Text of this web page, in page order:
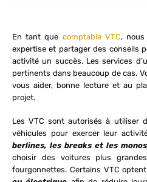
En tant que comptable VTC,
expertise et partager des conseils
activité un succès. Les services
pertinents dans beaucoup de cas.
vous aider, bonne lecture et au
projet.
Les VTC sont autorisés à utiliser
véhicules pour exercer leur
berlines, les breaks et les
choisir des voitures plus
fourgonnettes. Certains VTC